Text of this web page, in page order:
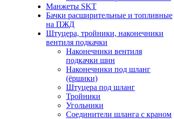
Манжеты SKT
Бачки расширительные и топливные
на ПЖД
Штуцера, тройники, наконечники
вентиля подкачки
Наконечники вентиля
подкачки шин
Наконечники под шланг
(ёршики)
Штуцера под шланг
Тройники
Угольники
Соединители шланга с краном